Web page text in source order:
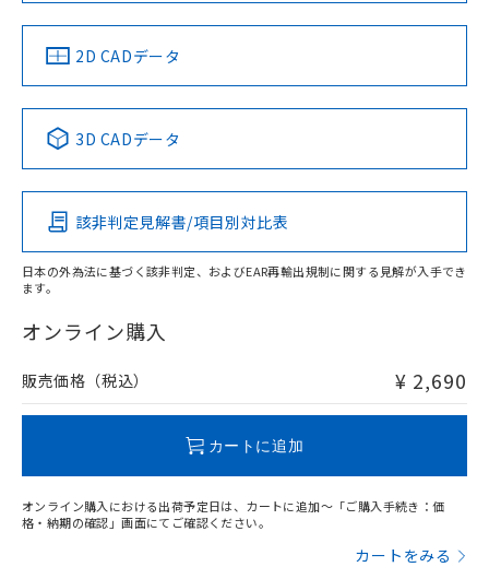
中国 RoHS 注意事項・凡例
Pb Hg Cd Cr(VI)
O
在庫等で未対応品が混在する可能性があります。
問い合わせください。
2D CADデータ
3D CADデータ
該非判定見解書/項目別対比表
日本の外為法に基づく該非判定、およびEAR再輸出規制に関する見解が入手でき
ます。
オンライン購入
販売価格（税込） ¥ 2,690
カートに追加
オンライン購入における出荷予定日は、カートに追加～「ご購入手続き：価
格・納期の確認」画面にてご確認ください。
カートをみる